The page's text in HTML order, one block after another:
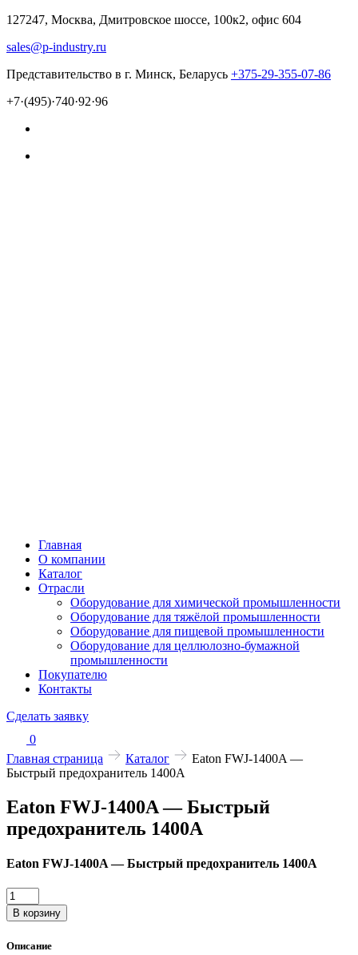
127247, Москва, Дмитровское шоссе, 100к2, офис 604
sales@p-industry.ru
Представительство в г. Минск, Беларусь +375-29-355-07-86
+7·(495)·740·92·96
Главная
О компании
Каталог
Отрасли
Оборудование для химической промышленности
Оборудование для тяжёлой промышленности
Оборудование для пищевой промышленности
Оборудование для целлюлозно-бумажной
промышленности
Покупателю
Контакты
Сделать заявку
0
Главная страница
Каталог
Eaton FWJ-1400A —
Быстрый предохранитель 1400A
Eaton FWJ-1400A — Быстрый
предохранитель 1400A
Eaton FWJ-1400A — Быстрый предохранитель 1400A
Количество
товара
Eaton
1400A
В корзину
Описание